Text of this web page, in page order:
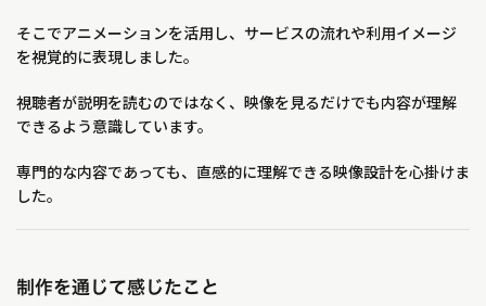
そこでアニメーションを活用し、サービスの流れや利用イメージ
を視覚的に表現しました。
視聴者が説明を読むのではなく、映像を見るだけでも内容が理解
できるよう意識しています。
専門的な内容であっても、直感的に理解できる映像設計を心掛けま
した。
制作を通じて感じたこと